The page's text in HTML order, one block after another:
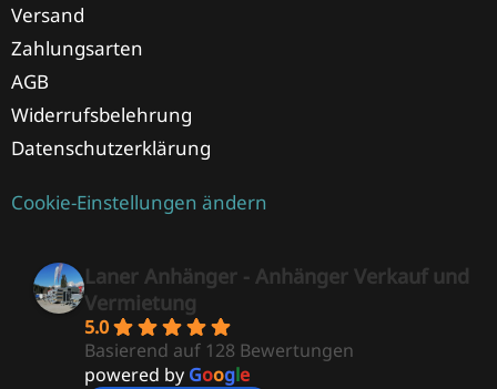
Versand
Zahlungsarten
AGB
Widerrufsbelehrung
Datenschutzerklärung
Cookie-Einstellungen ändern
Laner Anhänger - Anhänger Verkauf und
Vermietung
5.0
Basierend auf 128 Bewertungen
powered by Google